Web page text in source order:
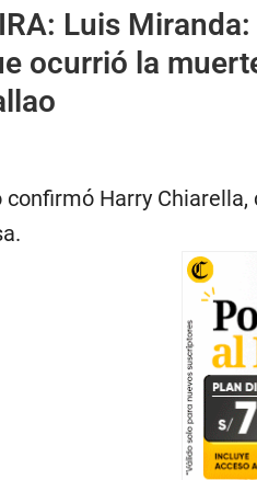
Luis
ocurrió la
confirmó Harry